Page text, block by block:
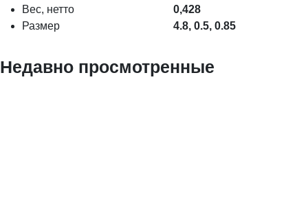
Вес, нетто
0,428
Размер
4.8, 0.5, 0.85
Недавно просмотренные